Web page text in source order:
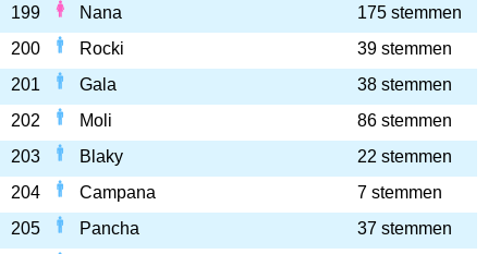
199
Nana
175 stemmen
200
Rocki
39 stemmen
201
Gala
38 stemmen
202
Moli
86 stemmen
203
Blaky
22 stemmen
204
Campana
7 stemmen
205
Pancha
37 stemmen